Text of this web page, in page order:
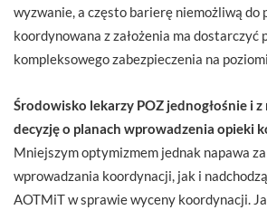
wyzwanie, a często barierę niemożliwą do
koordynowana z założenia ma dostarczyć
kompleksowego zabezpieczenia na
Środowisko lekarzy POZ jednogłośnie i z
decyzję o planach wprowadzenia opieki
Mniejszym optymizmem jednak napawa
wprowadzania koordynacji, jak i
AOTMiT w sprawie wyceny koordynacji.